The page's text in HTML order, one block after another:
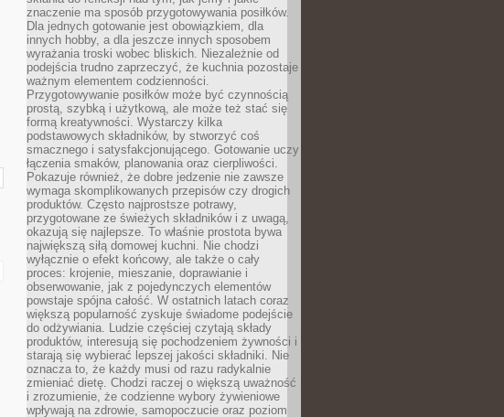
znaczenie ma sposób przygotowywania posiłków.
Dla jednych gotowanie jest obowiązkiem, dla
innych hobby, a dla jeszcze innych sposobem
wyrażania troski wobec bliskich. Niezależnie od
podejścia trudno zaprzeczyć, że kuchnia pozostaje
ważnym elementem codzienności.
Przygotowywanie posiłków może być czynnością
prostą, szybką i użytkową, ale może też stać się
formą kreatywności. Wystarczy kilka
podstawowych składników, by stworzyć coś
smacznego i satysfakcjonującego. Gotowanie uczy
łączenia smaków, planowania oraz cierpliwości.
Pokazuje również, że dobre jedzenie nie zawsze
wymaga skomplikowanych przepisów czy drogich
produktów. Często najprostsze potrawy,
przygotowane ze świeżych składników i z uwagą,
okazują się najlepsze. To właśnie prostota bywa
największą siłą domowej kuchni. Nie chodzi
wyłącznie o efekt końcowy, ale także o cały
proces: krojenie, mieszanie, doprawianie i
obserwowanie, jak z pojedynczych elementów
powstaje spójna całość. W ostatnich latach coraz
większą popularność zyskuje świadome podejście
do odżywiania. Ludzie częściej czytają składy
produktów, interesują się pochodzeniem żywności i
starają się wybierać lepszej jakości składniki. Nie
oznacza to, że każdy musi od razu radykalnie
zmieniać dietę. Chodzi raczej o większą uważność
i zrozumienie, że codzienne wybory żywieniowe
wpływają na zdrowie, samopoczucie oraz poziom